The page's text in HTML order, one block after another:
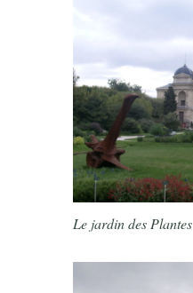
Le jardin des Plantes